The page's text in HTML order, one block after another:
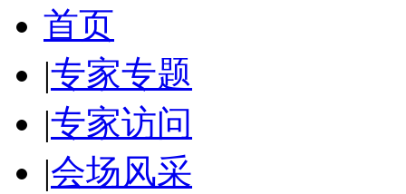
首页
|专家专题
|专家访问
|会场风采